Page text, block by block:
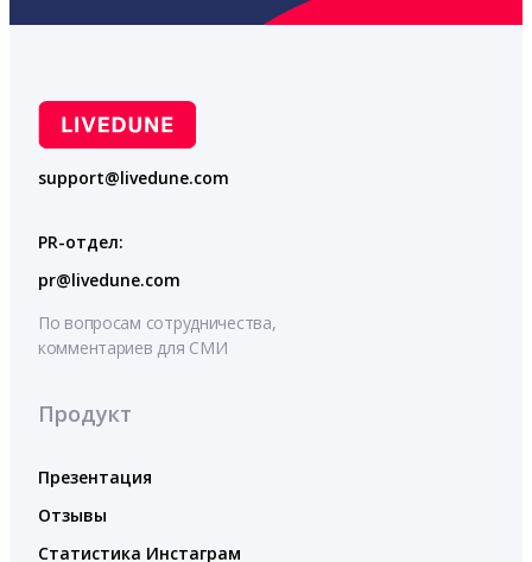
support@livedune.com
PR-отдел:
pr@livedune.com
По вопросам сотрудничества,
комментариев для СМИ
Продукт
Презентация
Отзывы
Статистика Инстаграм